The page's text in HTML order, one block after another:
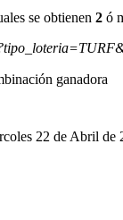
se obtienen 2 ó
ganadora
22 de Abril de